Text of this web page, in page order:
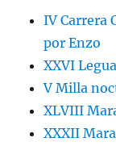
IV Carrera
por Enzo
XXVI
V Milla
XLVIII
XXXII